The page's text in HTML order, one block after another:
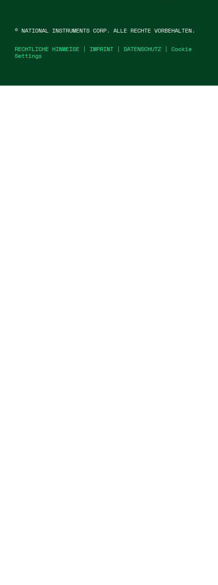
RECHTLICHE HINWEISE | IMPRINT | DATENSCHUTZ | Cookie
Settings
© NATIONAL INSTRUMENTS CORP. ALLE RECHTE VORBEHALTEN.